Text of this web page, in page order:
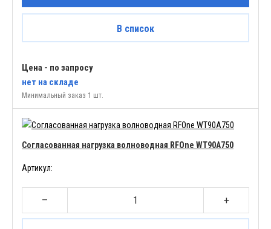
Минимальный заказ 1 шт.
В список
Цена - по запросу
нет на складе
Согласованная нагрузка волноводная RFOne WT90A750
Артикул:
– +